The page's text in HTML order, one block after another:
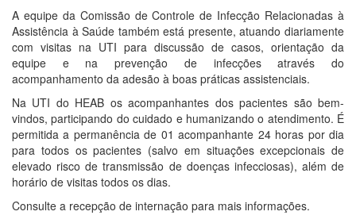
A equipe da Comissão de Controle de Infecção Relacionadas à
Assistência à Saúde também está presente, atuando diariamente
com visitas na UTI para discussão de casos, orientação da
equipe e na prevenção de infecções através do
acompanhamento da adesão à boas práticas assistenciais.
Na UTI do HEAB os acompanhantes dos pacientes são bem-
vindos, participando do cuidado e humanizando o atendimento. É
permitida a permanência de 01 acompanhante 24 horas por dia
para todos os pacientes (salvo em situações excepcionais de
elevado risco de transmissão de doenças infecciosas), além de
horário de visitas todos os dias.
Consulte a recepção de internação para mais informações.